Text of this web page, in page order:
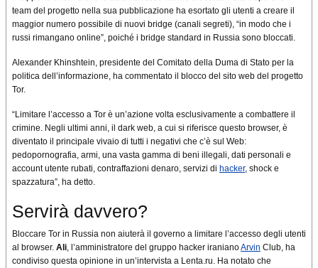
team del progetto nella sua pubblicazione ha esortato gli utenti a creare il
maggior numero possibile di nuovi bridge (canali segreti), “in modo che i
russi rimangano online”, poiché i bridge standard in Russia sono bloccati.
Alexander Khinshtein, presidente del Comitato della Duma di Stato per la
politica dell’informazione, ha commentato il blocco del sito web del progetto
Tor.
“Limitare l’accesso a Tor è un’azione volta esclusivamente a combattere il
crimine. Negli ultimi anni, il dark web, a cui si riferisce questo browser, è
diventato il principale vivaio di tutti i negativi che c’è sul Web:
pedopornografia, armi, una vasta gamma di beni illegali, dati personali e
account utente rubati, contraffazioni denaro, servizi di hacker, shock e
spazzatura”, ha detto.
Servirà davvero?
Bloccare Tor in Russia non aiuterà il governo a limitare l’accesso degli utenti
al browser. Ali, l’amministratore del gruppo hacker iranianoArvin Club, ha
condiviso questa opinione in un’intervista a Lenta.ru. Ha notato che